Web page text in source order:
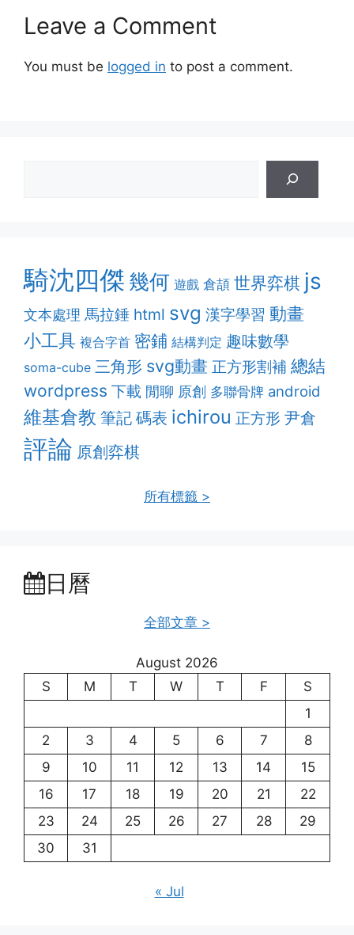
Leave a Comment
You must be logged in to post a comment.
騎沈四傑 幾何 遊戲 倉頡 世界弈棋 js
文本處理 馬拉錘 html svg 漢字學習 動畫
小工具 複合字首 密鋪 結構判定 趣味數學
soma-cube 三角形 svg動畫 正方形割補 總結
wordpress 下載 閒聊 原創 多聯骨牌 android
維基倉教 筆記 碼表 ichirou 正方形 尹倉
評論 原創弈棋
所有標籤 >
日曆
全部文章 >
August 2026
S
M T W T F
S
1
2
3 4 5 6 7
8
9
10 11 12 13 14
15
16
17 18 19 20 21
22
23
24 25 26 27 28
29
30
31
« Jul